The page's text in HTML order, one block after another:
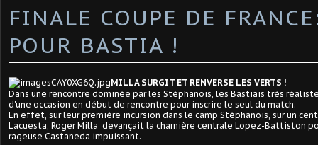
FINALE COUPE DE
POUR BASTIA !
MILLA SURGIT ET RENVERSE LES VERTS !
Dans une rencontre dominée par les Stéphanois, les Bastiais très
d'une occasion en début de rencontre pour inscrire le seul du match.
En effet, sur leur première incursion dans le camp Stéphanois, sur un
Lacuesta, Roger Milla devançait la charnière centrale Lopez-Battiston
rageuse Castaneda impuissant.